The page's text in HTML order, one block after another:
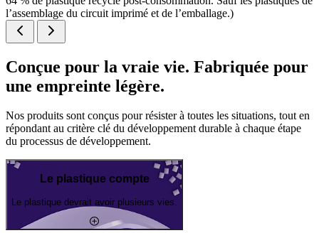
l’assemblage du circuit imprimé et de l’emballage.)
Conçue pour la vraie vie. Fabriquée pour
une empreinte légère.
Nos produits sont conçus pour résister à toutes les situations, tout en
répondant au critère clé du développement durable à chaque étape
du processus de développement.
Le plastique compte
Le plastique devrait avoir plusieurs vies.